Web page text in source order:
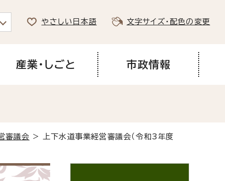
やさしい日本語 文字サイズ・配色の変更
産業・しごと 市政情報
審議会 > 上下水道事業経営審議会（令和3年度